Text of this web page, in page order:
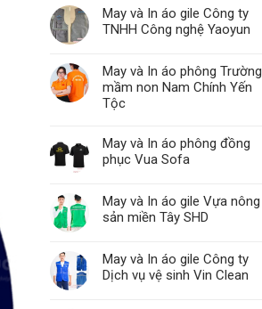
May và In áo gile Công ty
TNHH Công nghệ Yaoyun
May và In áo phông Trường
mầm non Nam Chính Yến
Tộc
May và In áo phông đồng
phục Vua Sofa
May và In áo gile Vựa nông
sản miền Tây SHD
May và In áo gile Công ty
Dịch vụ vệ sinh Vin Clean